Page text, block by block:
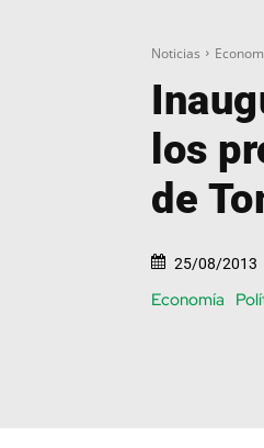
Noticias
los
de
25/08/2013
Economía